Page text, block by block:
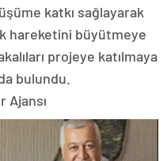
katkı sağlayarak
hareketini büyütmeye
projeye katılmaya
bulundu.
Ajansı